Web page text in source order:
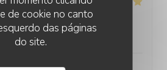
de cookie no canto
das páginas
do site.
11
: 5/5 menu :5/5 quality_price